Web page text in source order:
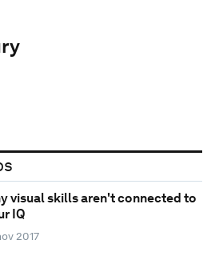
visual skills aren't connected to
IQ
2017